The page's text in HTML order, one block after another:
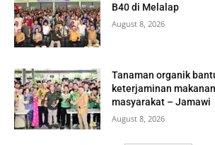
B40 di Melalap
August 8, 2026
Tanaman organik
keterjaminan
masyarakat – Jamawi
August 8, 2026